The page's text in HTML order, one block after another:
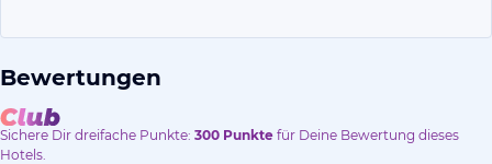
Bewertungen
Sichere Dir dreifache Punkte: 300 Punkte für Deine Bewertung dieses
Hotels.